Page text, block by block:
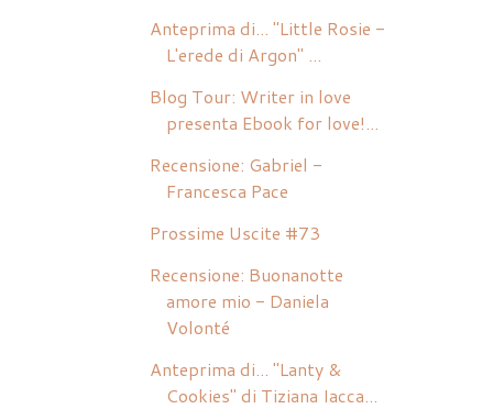
Anteprima di... "Little Rosie -
L'erede di Argon" ...
Blog Tour: Writer in love
presenta Ebook for love!...
Recensione: Gabriel -
Francesca Pace
Prossime Uscite #73
Recensione: Buonanotte
amore mio - Daniela
Volonté
Anteprima di... "Lanty &
Cookies" di Tiziana Iacca...